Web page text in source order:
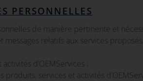
PERSONNELLES
de manière pertinente et
relatifs aux services proposés
d’OEMServices ;
services et activités